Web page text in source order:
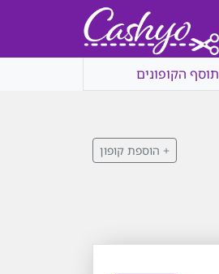
תוסף הקופונים
+ הוספת קופון